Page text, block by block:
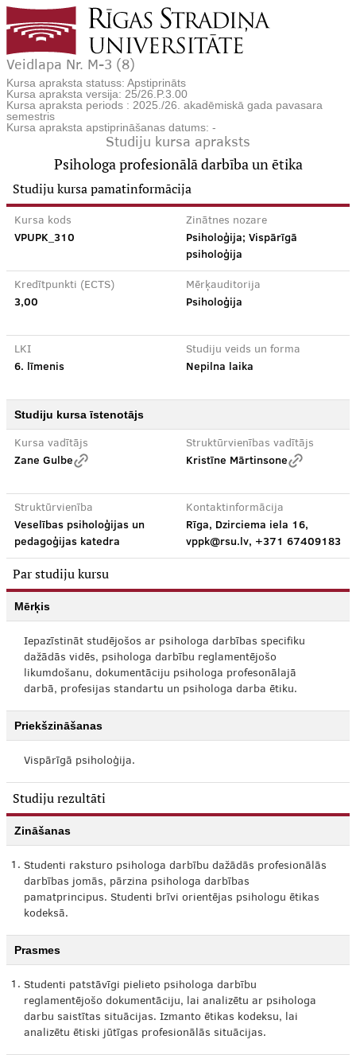
Veidlapa Nr. M-3 (8)
Kursa apraksta statuss: Apstiprināts
Kursa apraksta versija: 25/26.P.3.00
Kursa apraksta periods : 2025./26. akadēmiskā gada pavasara
semestris
Kursa apraksta apstiprināšanas datums: -
Studiju kursa apraksts
Psihologa profesionālā darbība un ētika
Studiju kursa pamatinformācija
Kursa kods
VPUPK_310
Zinātnes nozare
Psiholoģija; Vispārīgā
psiholoģija
Kredītpunkti (ECTS)
3,00
Mērķauditorija
Psiholoģija
LKI
6. līmenis
Studiju veids un forma
Nepilna laika
Studiju kursa īstenotājs
Kursa vadītājs
Zane Gulbe
Struktūrvienības vadītājs
Kristīne Mārtinsone
Struktūrvienība
Veselības psiholoģijas un
pedagoģijas katedra
Kontaktinformācija
Rīga, Dzirciema iela 16,
vppk@rsu.lv, +371 67409183
Par studiju kursu
Mērķis
Iepazīstināt studējošos ar psihologa darbības specifiku
dažādās vidēs, psihologa darbību reglamentējošo
likumdošanu, dokumentāciju psihologa profesonālajā
darbā, profesijas standartu un psihologa darba ētiku.
Priekšzināšanas
Vispārīgā psiholoģija.
Studiju rezultāti
Zināšanas
1. Studenti raksturo psihologa darbību dažādās profesionālās
darbības jomās, pārzina psihologa darbības
pamatprincipus. Studenti brīvi orientējas psihologu ētikas
kodeksā.
Prasmes
1. Studenti patstāvīgi pielieto psihologa darbību
reglamentējošo dokumentāciju, lai analizētu ar psihologa
darbu saistītas situācijas. Izmanto ētikas kodeksu, lai
analizētu ētiski jūtīgas profesionālās situācijas.